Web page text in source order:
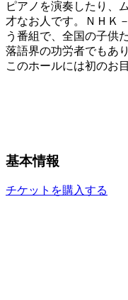
ピアノを演奏したり、
才なお人です。ＮＨＫ
う番組で、全国の子供
落語界の功労者でもあり
このホールには初のお
基本情報
チケットを購入する